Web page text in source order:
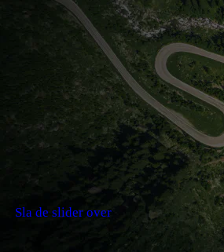
Sla de slider over